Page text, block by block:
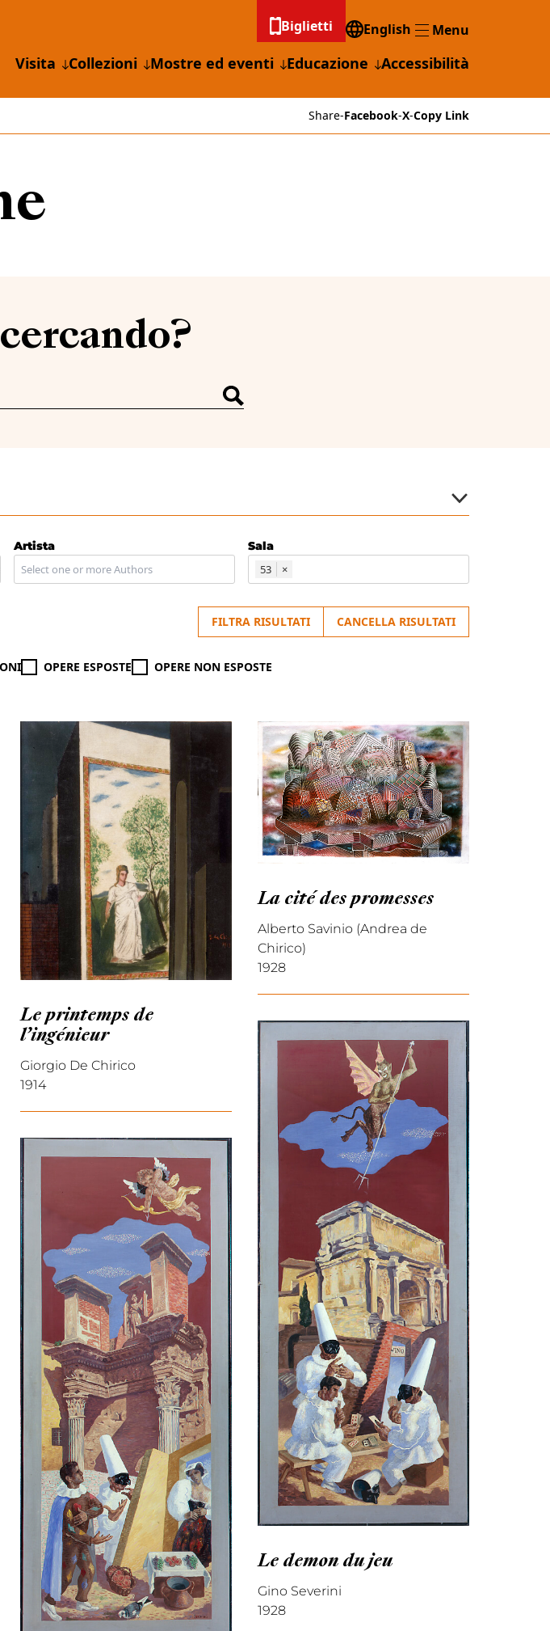
Biglietti
English
MenuMenu
Visita Collezioni Mostre ed eventi Educazione Accessibilità
Share-Facebook-X-Copy Link
Artista
Sala
53
×
FILTRA RISULTATI CANCELLA RISULTATI
OPERE ESPOSTE OPERE NON ESPOSTE
Le printemps de
l’ingénieur
Giorgio De Chirico
1914
La cité des promesses
Alberto Savinio (Andrea de
Chirico)
1928
Le demon du jeu
Gino Severini
1928